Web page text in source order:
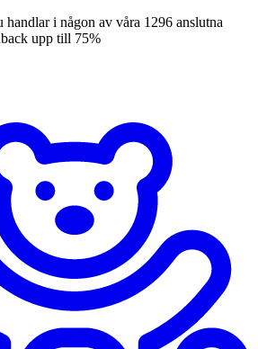
handlar i någon av våra 1296 anslutna
upp till 75%